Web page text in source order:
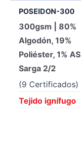
POSEIDON-300
300gsm | 80%
Algodón, 19%
Poliéster, 1% AS |
Sarga 2/2
(9 Certificados)
Tejido ignífugo